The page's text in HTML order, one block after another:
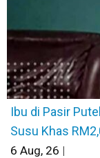
Ibu di Pasir
Susu Khas
6 Aug, 26 |